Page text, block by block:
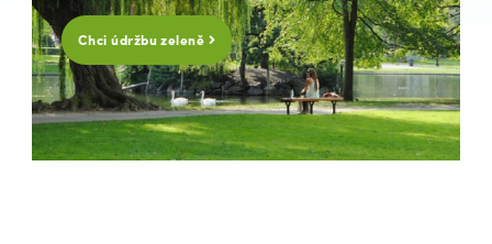
Chci údržbu zeleně